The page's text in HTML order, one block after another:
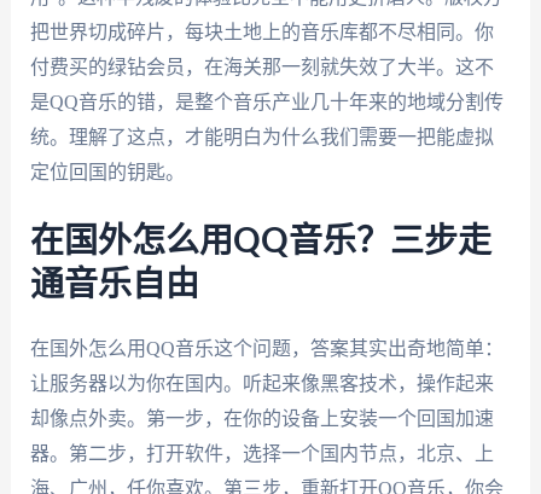
把世界切成碎片，每块土地上的音乐库都不尽相同。你
付费买的绿钻会员，在海关那一刻就失效了大半。这不
是QQ音乐的错，是整个音乐产业几十年来的地域分割传
统。理解了这点，才能明白为什么我们需要一把能虚拟
定位回国的钥匙。
在国外怎么用QQ音乐？三步走
通音乐自由
在国外怎么用QQ音乐这个问题，答案其实出奇地简单：
让服务器以为你在国内。听起来像黑客技术，操作起来
却像点外卖。第一步，在你的设备上安装一个回国加速
器。第二步，打开软件，选择一个国内节点，北京、上
海、广州，任你喜欢。第三步，重新打开QQ音乐，你会